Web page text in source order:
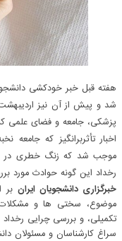
هفته قبل خبر خودکشی
شد و پیش از آن نیز
پزشکی، جامعه و فضای علمی
اخبار تأثربرانگیز که
موجب شد که زنگ خطری در
رخداد این گونه حوادث مورد
خبرگزاری دانشجویان ایران
موضوع، سختی ها و مشکلات
تکمیلی، و بررسی چرایی
سراغ کارشناسان و مسئولان